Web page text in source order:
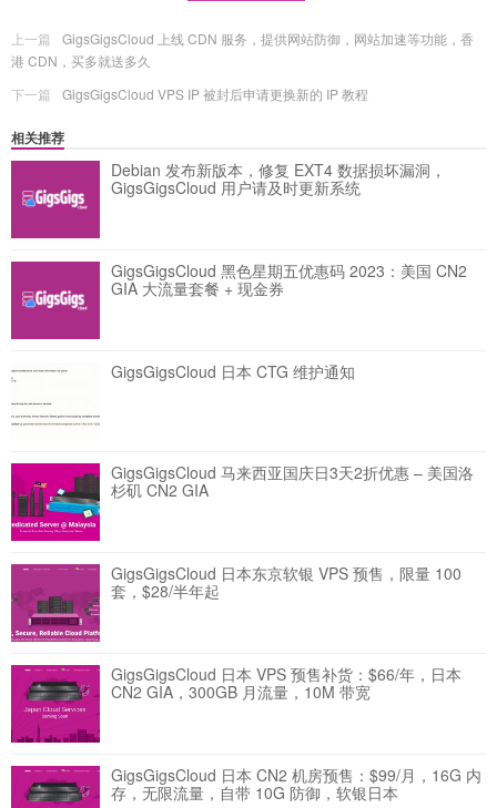
上一篇
GigsGigsCloud 上线 CDN 服务，提供网站防御，网站加速等功能，香
港 CDN，买多就送多久
下一篇
GigsGigsCloud VPS IP 被封后申请更换新的 IP 教程
相关推荐
Debian 发布新版本，修复 EXT4 数据损坏漏洞，
GigsGigsCloud 用户请及时更新系统
GigsGigsCloud 黑色星期五优惠码 2023：美国 CN2
GIA 大流量套餐 + 现金券
GigsGigsCloud 日本 CTG 维护通知
GigsGigsCloud 马来西亚国庆日3天2折优惠 – 美国洛
杉矶 CN2 GIA
GigsGigsCloud 日本东京软银 VPS 预售，限量 100
套，$28/半年起
GigsGigsCloud 日本 VPS 预售补货：$66/年，日本
CN2 GIA，300GB 月流量，10M 带宽
GigsGigsCloud 日本 CN2 机房预售：$99/月，16G 内
存，无限流量，自带 10G 防御，软银日本